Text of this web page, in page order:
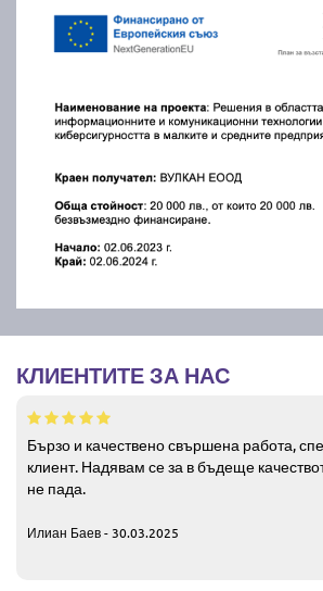
КЛИЕНТИТЕ ЗА НАС
Бързо и качествено свършена работа,
клиент. Надявам се за в бъдеще
не пада.
Илиан Баев - 30.03.2025